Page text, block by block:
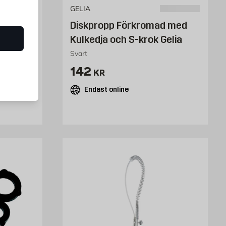
GELIA
Diskpropp Förkromad med
Kulkedja och S-krok Gelia
Svart
Pris 142 kr
142 KR
Endast online